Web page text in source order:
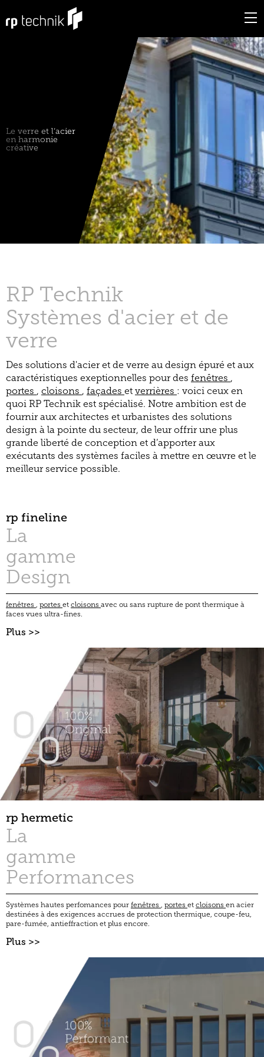
Le verre et l‘acier
en harmonie
créative
RP Technik
Systèmes d'acier et de
verre
Des solutions d'acier et de verre au design épuré et aux
caractéristiques exeptionnelles pour des fenêtres ,
portes , cloisons , façades et verrières : voici ceux en
quoi RP Technik est spécialisé. Notre ambition est de
fournir aux architectes et urbanistes des solutions
design à la pointe du secteur, de leur offrir une plus
grande liberté de conception et d’apporter aux
exécutants des systèmes faciles à mettre en œuvre et le
meilleur service possible.
rp fineline
La
gamme
Design
fenêtres , portes et cloisons avec ou sans rupture de pont thermique à
faces vues ultra-fines.
Plus >>
rp hermetic
La
gamme
Performances
Systèmes hautes perfomances pour fenêtres portes et cloisons en acier
destinées à des exigences accrues de protection thermique, coupe-feu,
pare-fumée, antieffraction et plus encore.
Plus >>